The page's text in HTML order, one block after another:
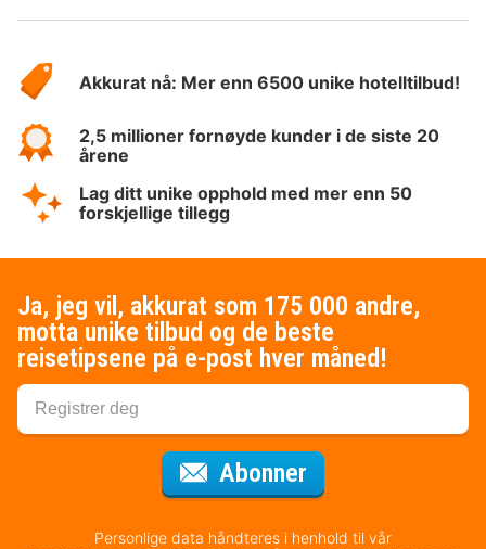
Hotelspecials
Akkurat nå: Mer enn 6500 unike hotelltilbud!
2,5 millioner fornøyde kunder i de siste 20
årene
Lag ditt unike opphold med mer enn 50
forskjellige tillegg
Ja, jeg vil, akkurat som 175 000 andre,
motta unike tilbud og de beste
reisetipsene på e-post hver måned!
Abonner
Personlige data håndteres i henhold til vår